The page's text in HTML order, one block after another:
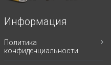
Информация
Политика
конфиденциальности